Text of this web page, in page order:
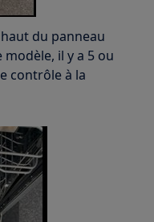
du panneau
il y a 5 ou
contrôle à la